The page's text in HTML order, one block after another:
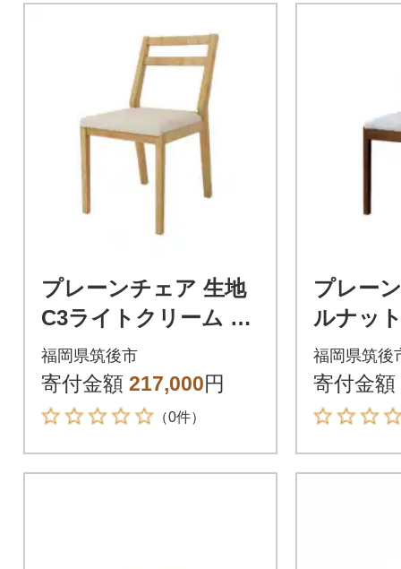
プレーンチェア 生地
C3ライトクリーム ホ
ワイトオーク【十年
保証】
福岡県筑後市
寄付金額 217,000円
（0件）
プレー
ルナッ
T6グレ
【十年
福岡県筑後
寄付金額